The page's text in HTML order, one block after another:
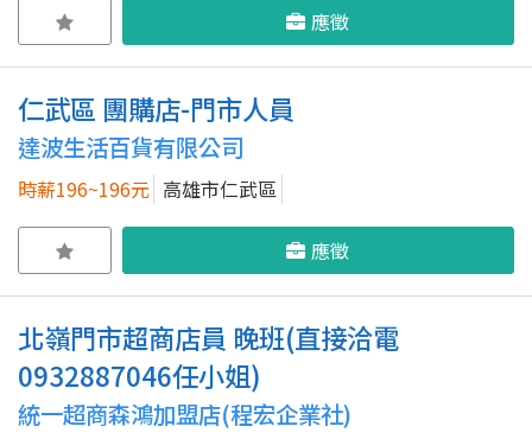
應徵
仁武區 團購店-門市人員
達波生活百貨有限公司
時薪196~196元 高雄市仁武區
應徵
北嶺門市超商店員 晚班(直接洽電
0932887046任小姐)
統一超商森鴻加盟店(程宏企業社)